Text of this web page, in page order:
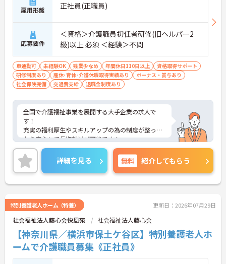
雇用形態 正社員(正職員)
応募要件
＜資格＞介護職員初任者研修(旧ヘルパー2
級)以上 必須 ＜経験＞不問
車通勤可 未経験OK 残業少なめ 年間休日110日以上
資格取得サポート
研修制度あり
産休･育休･介護休暇取得実績あり
ボーナス・賞与あり
社会保険完備
交通費支給 退職金制度あり
全国で介護福祉事業を展開する大手企業の求人で
す！
充実の福利厚生やスキルアップの為の制度が整って
おり安心して長期就業が可能です！
ご興味ある方には、面接のポイントなど、さらに詳
細をお話致しますのでお気軽にご相談ください。
詳細を見る 無料 紹介してもらう
特別養護老人ホーム（特養） 更新日：2026年07月29日
社会福祉法人藤心会快風苑 社会福祉法人藤心会
【神奈川県／横浜市保土ケ谷区】特別養護老人ホ
ームで介護職員募集《正社員》